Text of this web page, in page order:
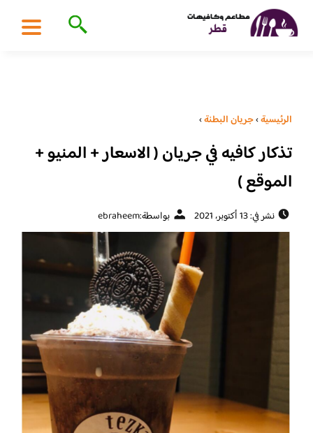
الرئيسية›جريان البطنة›
تذكار كافيه في جريان ( الاسعار + المنيو +
الموقع )
نشر في: 13 أكتوبر، 2021 بواسطة:ebraheem